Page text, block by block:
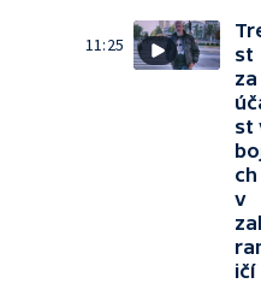
11:25
st
za
st
ch
v
ičí